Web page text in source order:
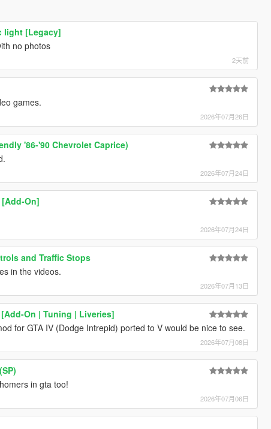
light [Legacy]
no photos
2天前
games.
2026年07月26日
'86-'90 Chevrolet Caprice)
2026年07月24日
On]
2026年07月24日
and Traffic Stops
in the videos.
2026年07月13日
On | Tuning | Liveries]
for GTA IV (Dodge Intrepid) ported to V would be nice to see.
2026年07月08日
in gta too!
2026年07月06日